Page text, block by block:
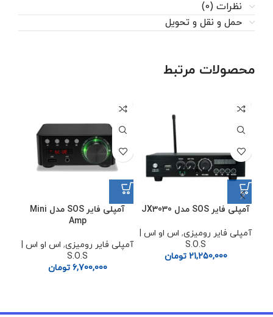
نظرات (0)
حمل و نقل و تحویل
محصولات مرتبط
آمپلی فایر SOS مدل JX3030
آمپلی فایر رومیزی, اس او اس |
S.O.S
21,250,000 تومان
آمپلی فایر SOS مدل Mini
Amp
آمپلی فایر رومیزی, اس او اس |
S.O.S
6,700,000 تومان